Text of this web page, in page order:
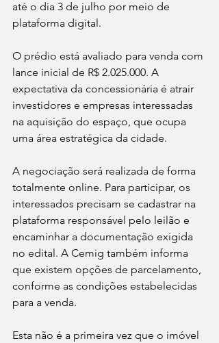
até o dia 3 de julho por meio de
plataforma digital.
O prédio está avaliado para venda com
lance inicial de R$ 2.025.000. A
expectativa da concessionária é atrair
investidores e empresas interessadas
na aquisição do espaço, que ocupa
uma área estratégica da cidade.
A negociação será realizada de forma
totalmente online. Para participar, os
interessados precisam se cadastrar na
plataforma responsável pelo leilão e
encaminhar a documentação exigida
no edital. A Cemig também informa
que existem opções de parcelamento,
conforme as condições estabelecidas
para a venda.
Esta não é a primeira vez que o imóvel